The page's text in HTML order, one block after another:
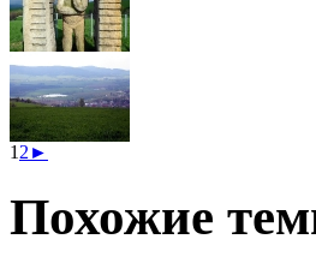
1 2 ►
Похожие